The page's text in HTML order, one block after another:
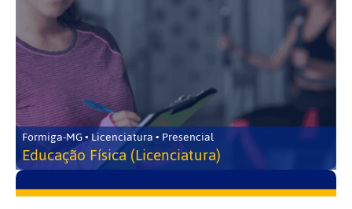
Formiga-MG • Licenciatura • Presencial
Educação Física (Licenciatura)